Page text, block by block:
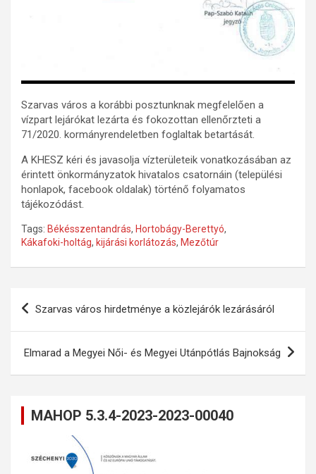
Szarvas város a korábbi posztunknak megfelelően a
vízpart lejárókat lezárta és fokozottan ellenőrzteti a
71/2020. kormányrendeletben foglaltak betartását.
A KHESZ kéri és javasolja vízterületeik vonatkozásában az
érintett önkormányzatok hivatalos csatornáin (települési
honlapok, facebook oldalak) történő folyamatos
tájékozódást.
Tags: Békésszentandrás, Hortobágy-Berettyó,
Kákafoki-holtág, kijárási korlátozás, Mezőtúr
Bejegyzés
Szarvas város hirdetménye a közlejárók lezárásáról
Elmarad a Megyei Női- és Megyei Utánpótlás Bajnokság
MAHOP 5.3.4-2023-2023-00040